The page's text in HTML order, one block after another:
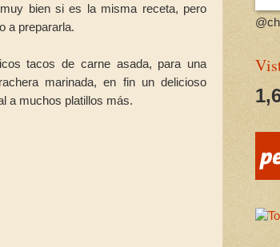
bien si es la misma receta, pero
a prepararla.
tacos de carne asada, para una
marinada, en fin un delicioso
a muchos platillos más.